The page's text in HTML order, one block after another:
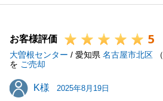
閉じる
お客様評価 5
大曽根センター / 愛知県 名古屋市北区 （
を ご売却
K様
K様 2025年8月19日